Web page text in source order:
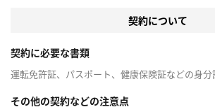
契約について
契約に必要な書類
運転免許証、パスポート、健康保険証などの身分
その他の契約などの注意点